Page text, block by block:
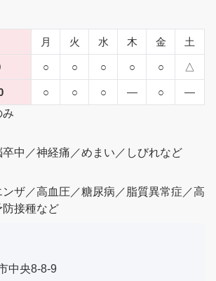
月 火 水 木 金 土
○ ○ ○ ○ ○ △
○ ○ ○ ― ○
―
中／神経痛／めまい／しびれなど
ザ／高血圧／糖尿病／脂質異常症／高
防接種など
中央8-8-9